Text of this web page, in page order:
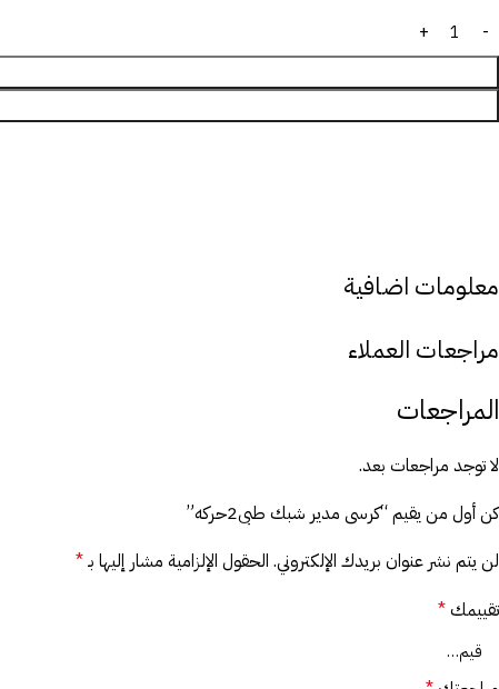
معلومات اضافية
مراجعات العملاء
المراجعات
لا توجد مراجعات بعد.
كن أول من يقيم “كرسى مدير شبك طبى2حركه”
لن يتم نشر عنوان بريدك الإلكتروني. الحقول الإلزامية مشار إليها بـ*
تقييمك*